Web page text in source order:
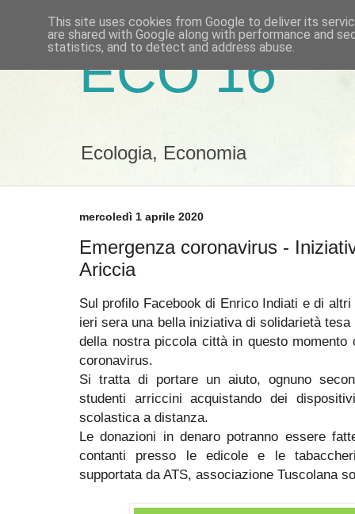
ECO 16
Ecologia, Economia
mercoledì 1 aprile 2020
Emergenza coronavirus -
Ariccia
Sul profilo Facebook di Enrico Indiati e di
ieri sera una bella iniziativa di solidarietà
della nostra piccola città in questo
coronavirus.
Si tratta di portare un aiuto, ognuno
studenti arriccini acquistando dei
scolastica a distanza.
Le donazioni in denaro potranno essere
contanti presso le edicole e le
supportata da ATS, associazione Tuscolana
This site uses cookies from Google to deliver its
are shared with Google along with performance and
statistics, and to detect and address abuse.